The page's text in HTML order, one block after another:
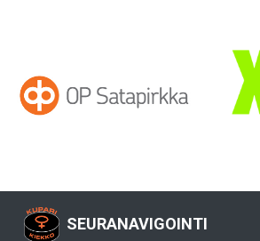
SEURANAVIGOINTI